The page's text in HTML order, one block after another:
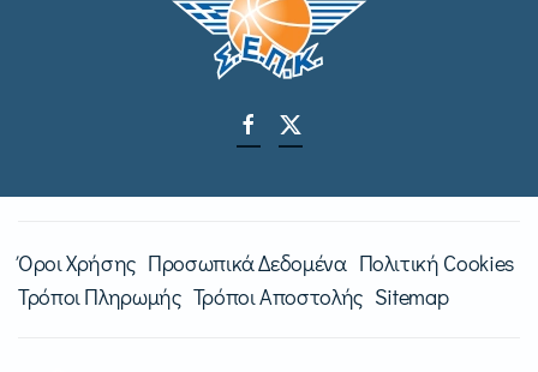
Όροι Χρήσης Προσωπικά Δεδομένα Πολιτική Cookies
Τρόποι Πληρωμής Τρόποι Αποστολής Sitemap